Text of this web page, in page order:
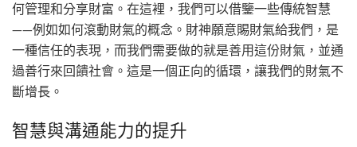
何管理和分享財富。在這裡，我們可以借鑒一些傳統智慧
——例如如何滾動財氣的概念。財神願意賜財氣給我們，是
一種信任的表現，而我們需要做的就是善用這份財氣，並通
過善行來回饋社會。這是一個正向的循環，讓我們的財氣不
斷增長。
智慧與溝通能力的提升